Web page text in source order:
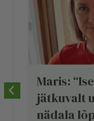
Maris:
jätkuvalt
nädala